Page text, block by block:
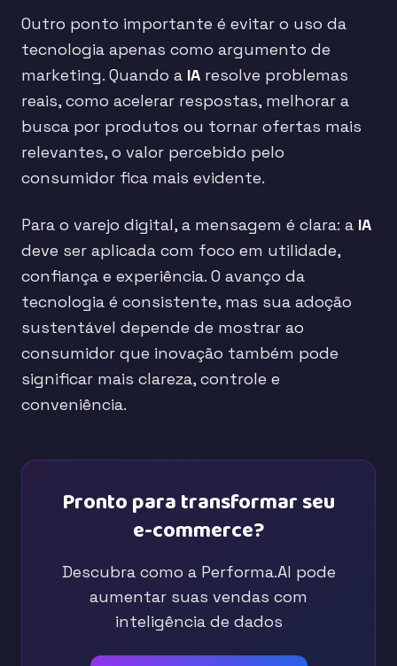
Outro ponto importante é evitar o uso da
tecnologia apenas como argumento de
marketing. Quando a IA resolve problemas
reais, como acelerar respostas, melhorar a
busca por produtos ou tornar ofertas mais
relevantes, o valor percebido pelo
consumidor fica mais evidente.
Para o varejo digital, a mensagem é clara: a IA
deve ser aplicada com foco em utilidade,
confiança e experiência. O avanço da
tecnologia é consistente, mas sua adoção
sustentável depende de mostrar ao
consumidor que inovação também pode
significar mais clareza, controle e
conveniência.
Pronto para transformar seu
e-commerce?
Descubra como a Performa.AI pode
aumentar suas vendas com
inteligência de dados